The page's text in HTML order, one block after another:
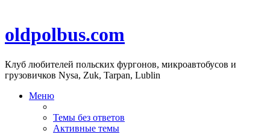
oldpolbus.com
Клуб любителей польских фургонов, микроавтобусов и
грузовичков Nysa, Zuk, Tarpan, Lublin
Меню
Темы без ответов
Активные темы